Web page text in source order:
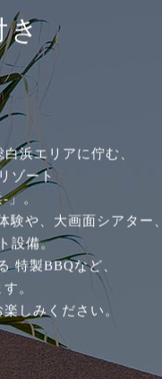
き
浜エリアに佇む、
ゾート
。
や、大画面シアター、
設備。
特製BBQなど、
。
しみください。